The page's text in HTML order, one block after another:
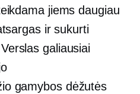
jiems daugiau
ir sukurti
galiausiai
gamybos dėžutės